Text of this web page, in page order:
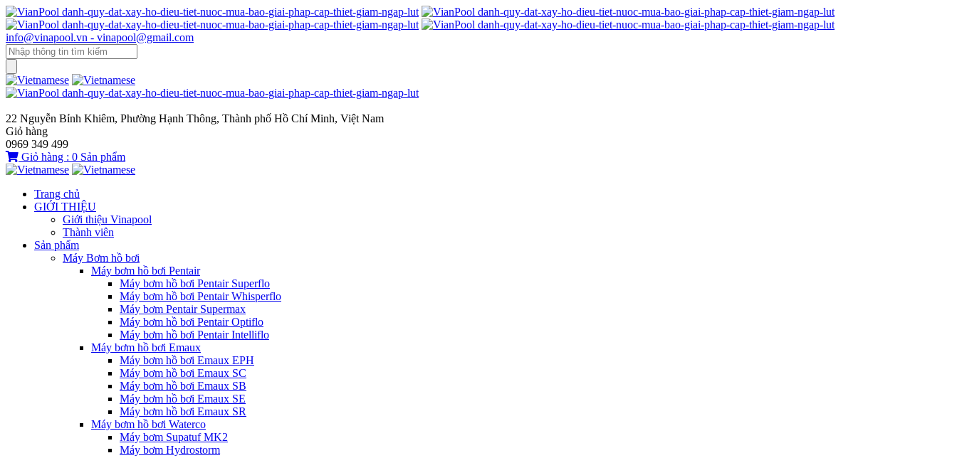
info@vinapool.vn - vinapool@gmail.com
22 Nguyễn Bỉnh Khiêm, Phường Hạnh Thông, Thành phố Hồ Chí Minh, Việt Nam
Giỏ hàng
0969 349 499
Giỏ hàng : 0 Sản phẩm
Trang chủ
GIỚI THIỆU
Giới thiệu Vinapool
Thành viên
Sản phẩm
Máy Bơm hồ bơi
Máy bơm hồ bơi Pentair
Máy bơm hồ bơi Pentair Superflo
Máy bơm hồ bơi Pentair Whisperflo
Máy bơm Pentair Supermax
Máy bơm hồ bơi Pentair Optiflo
Máy bơm hồ bơi Pentair Intelliflo
Máy bơm hồ bơi Emaux
Máy bơm hồ bơi Emaux EPH
Máy bơm hồ bơi Emaux SC
Máy bơm hồ bơi Emaux SB
Máy bơm hồ bơi Emaux SE
Máy bơm hồ bơi Emaux SR
Máy bơm hồ bơi Waterco
Máy bơm Supatuf MK2
Máy bơm Hydrostorm